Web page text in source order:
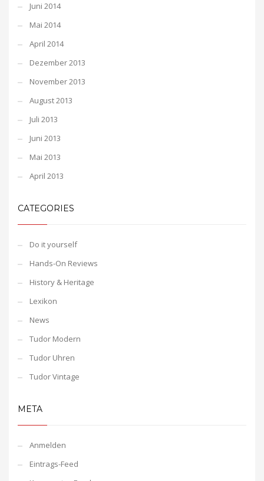
Juni 2014
Mai 2014
April 2014
Dezember 2013
November 2013
August 2013
Juli 2013
Juni 2013
Mai 2013
April 2013
CATEGORIES
Do it yourself
Hands-On Reviews
History & Heritage
Lexikon
News
Tudor Modern
Tudor Uhren
Tudor Vintage
META
Anmelden
Eintrags-Feed